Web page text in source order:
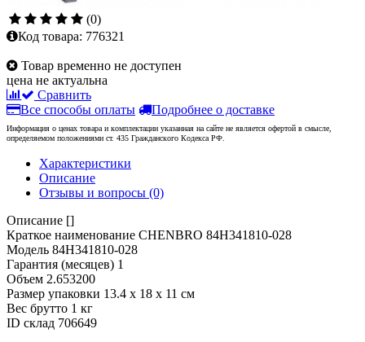
(0)
Код товара: 776321
Товар временно не доступен
цена не актуальна
Сравнить
Все способы оплаты
Подробнее о доставке
Информация о ценах товара и комплектации указанная на сайте не является офертой в смысле,
определяемом положениями ст. 435 Гражданского Кодекса РФ.
Характеристики
Описание
Отзывы и вопросы (0)
Описание []
Краткое наименование CHENBRO 84H341810-028
Модель 84H341810-028
Гарантия (месяцев) 1
Объем 2.653200
Размер упаковки 13.4 x 18 x 11 см
Вес брутто 1 кг
ID склад 706649